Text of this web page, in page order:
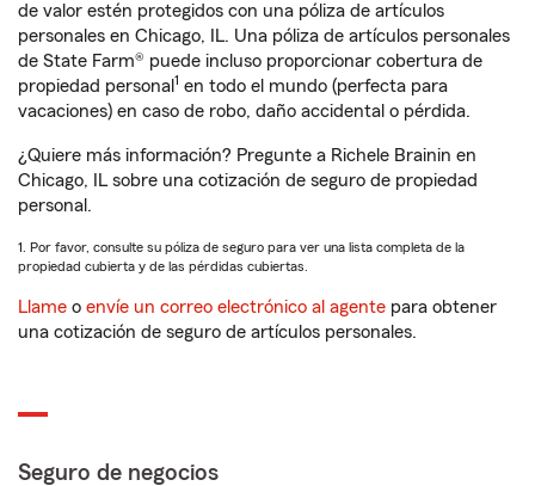
de valor estén protegidos con una póliza de artículos
personales en Chicago, IL. Una póliza de artículos personales
de State Farm® puede incluso proporcionar cobertura de
propiedad personal 1 en todo el mundo (perfecta para
vacaciones) en caso de robo, daño accidental o pérdida.
¿Quiere más información? Pregunte a Richele Brainin en
Chicago, IL sobre una cotización de seguro de propiedad
personal.
1. Por favor, consulte su póliza de seguro para ver una lista completa de la
propiedad cubierta y de las pérdidas cubiertas.
Llame o envíe un correo electrónico al agente para obtener
una cotización de seguro de artículos personales.
Seguro de negocios